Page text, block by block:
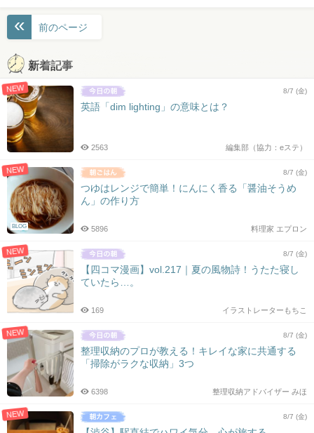
投
稿
ナ
ビ
ゲ
ー
シ
ョ
前のページ
新着記事
NEW 8/7 (金)
英語「dim lighting」の意味とは？
編集部（協力：eステ）
2563
NEW
BLOG
8/7 (金)
つゆはレンジで簡単！にんにく香る「醤油そうめ
ん」の作り方
料理家 エプロン
5896
NEW 8/7 (金)
【四コマ漫画】vol.217｜夏の風物詩！うたた寝し
ていたら…。
イラストレーターもちこ
169
NEW 8/7 (金)
整理収納のプロが教える！キレイな家に共通する
「掃除がラクな収納」3つ
整理収納アドバイザー みほ
6398
NEW 8/7 (金)